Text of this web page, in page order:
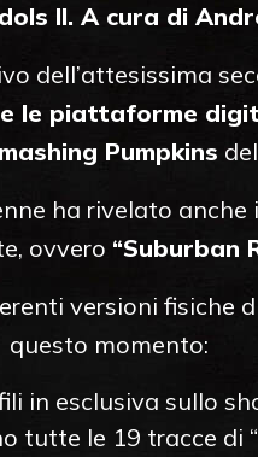
II. A cura di
dell’attesissima
le piattaforme
Pumpkins
ha rivelato
ovvero “Suburban
versioni fisiche
questo momento:
in esclusiva sullo
tutte le 19 tracce di